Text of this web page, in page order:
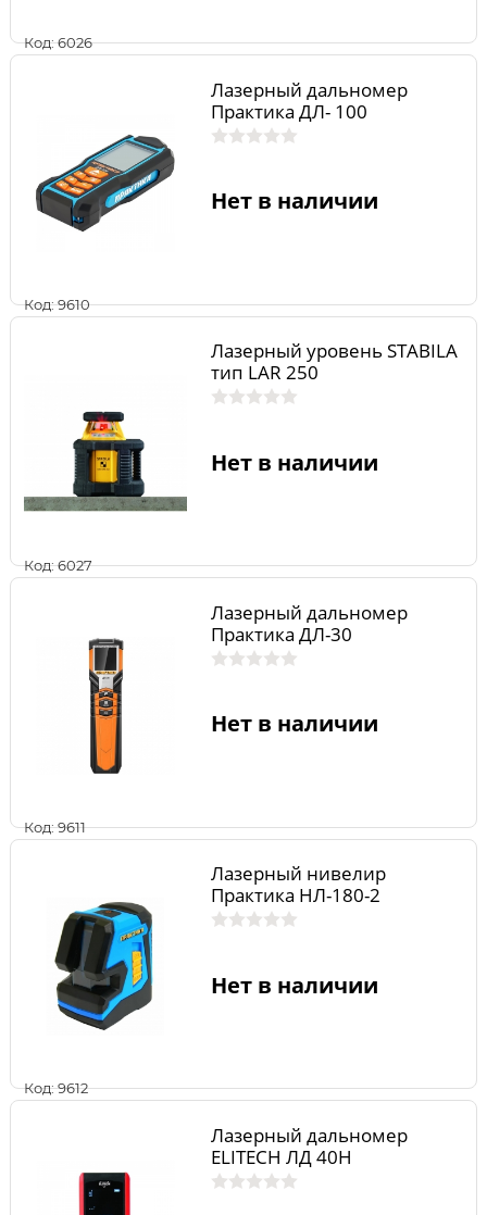
Код: 6026
Код: 9610
Лазерный дальномер
Практика ДЛ- 100
Нет в наличии
Код: 6027
Лазерный уровень STABILA
тип LAR 250
Нет в наличии
Код: 9611
Лазерный дальномер
Практика ДЛ-30
Нет в наличии
Код: 9612
Лазерный нивелир
Практика НЛ-180-2
Нет в наличии
Лазерный дальномер
ELITECH ЛД 40Н